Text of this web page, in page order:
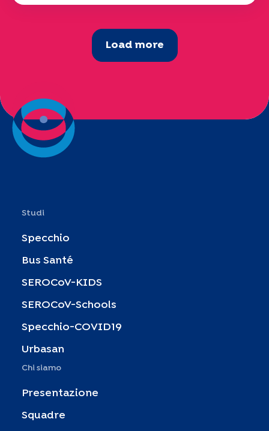
Load more
Studi
Specchio
Bus Santé
SEROCoV-KIDS
SEROCoV-Schools
Specchio-COVID19
Urbasan
Chi siamo
Presentazione
Squadre